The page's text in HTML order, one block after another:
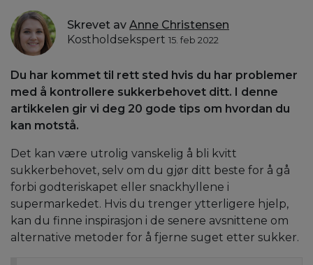
Skrevet av Anne Christensen
Kostholdsekspert 15. feb 2022
Du har kommet til rett sted hvis du har problemer
med å kontrollere sukkerbehovet ditt. I denne
artikkelen gir vi deg 20 gode tips om hvordan du
kan motstå.
Det kan være utrolig vanskelig å bli kvitt
sukkerbehovet, selv om du gjør ditt beste for å gå
forbi godteriskapet eller snackhyllene i
supermarkedet. Hvis du trenger ytterligere hjelp,
kan du finne inspirasjon i de senere avsnittene om
alternative metoder for å fjerne suget etter sukker.